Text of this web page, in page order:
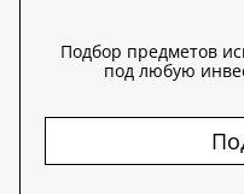
Подбор предметов
под любую